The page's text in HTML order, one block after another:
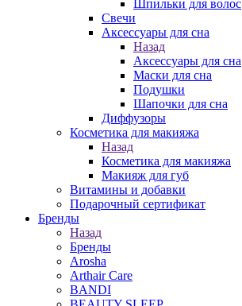
Шпильки для волос
Свечи
Аксессуары для сна
Назад
Аксессуары для сна
Маски для сна
Подушки
Шапочки для сна
Диффузоры
Косметика для макияжа
Назад
Косметика для макияжа
Макияж для губ
Витамины и добавки
Подарочный сертификат
Бренды
Назад
Бренды
Arosha
Arthair Care
BANDI